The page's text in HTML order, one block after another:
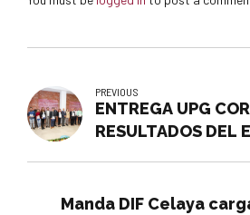
PREVIOUS
ENTREGA UPG
RESULTADOS DEL
Manda DIF Celaya